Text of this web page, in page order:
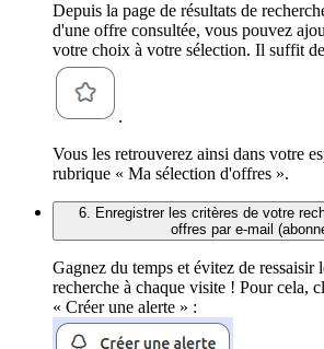
Depuis la page de résultats de
d'une offre consultée, vous pouvez
votre choix à votre sélection. Il suffit
.
Vous les retrouverez ainsi dans votre
rubrique « Ma sélection d'offres ».
6. Enregistrer les critères de votre
offres par e-mail
Gagnez du temps et évitez de ressaisir
recherche à chaque visite ! Pour cela,
« Créer une alerte » :